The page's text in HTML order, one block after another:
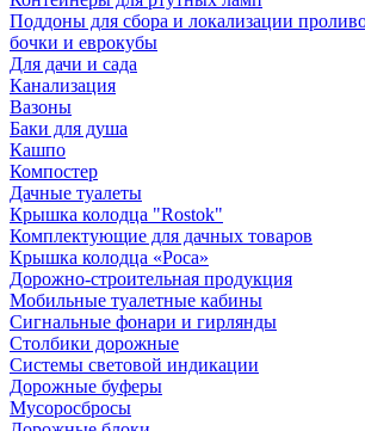
Поддоны для сбора и локализации
бочки и еврокубы
Для дачи и сада
Канализация
Вазоны
Баки для душа
Кашпо
Компостер
Дачные туалеты
Крышка колодца "Rostok"
Комплектующие для дачных товаров
Крышка колодца «Роса»
Дорожно-строительная продукция
Мобильные туалетные кабины
Сигнальные фонари и гирлянды
Столбики дорожные
Системы световой индикации
Дорожные буферы
Мусоросбросы